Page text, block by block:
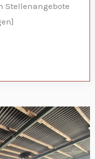
Stellenangebote